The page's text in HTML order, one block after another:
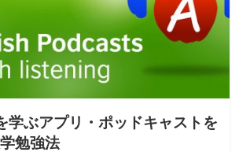
学ぶアプリ・ポッドキャストを
勉強法